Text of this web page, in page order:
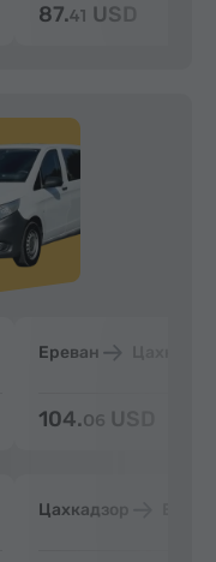
87.41 USD
Ереван
104.06 USD
Цахкадзор